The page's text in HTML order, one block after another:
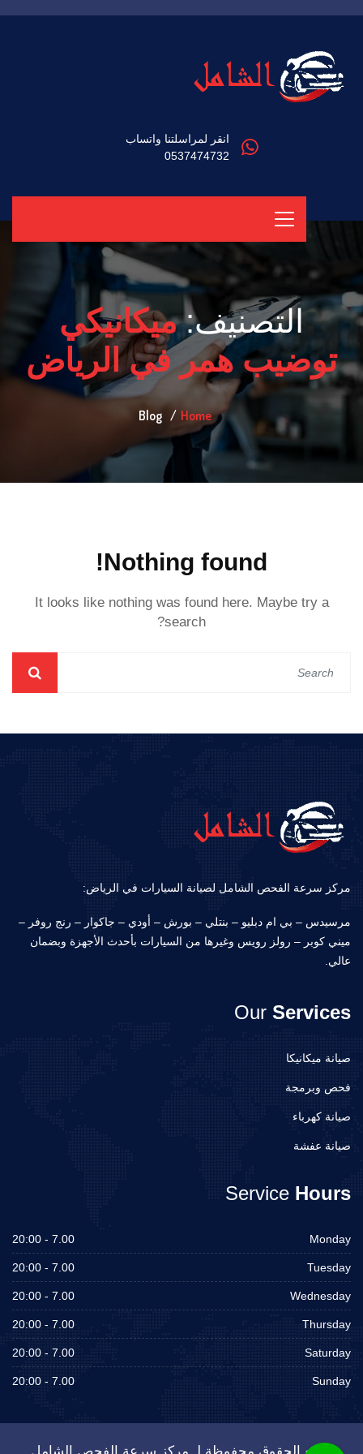
انقر لمراسلتنا واتساب
0537474732
التصنيف:ميكانيكي
توضيب همر في الرياض
Home
Blog
Nothing found!
It looks like nothing was found here. Maybe try a
search?
مركز سرعة الفحص الشامل لصيانة السيارات في الرياض:
مرسيدس – بي ام دبليو – بنتلي – بورش – أودي – جاكوار – رنج روفر –
ميني كوبر – رولز رويس وغيرها من السيارات بأحدث الأجهزة وبضمان
عالي.
Our Services
صيانة ميكانيكا
فحص وبرمجة
صيانة كهرباء
صيانة عفشة
Service Hours
Monday
7.00 - 20:00
Tuesday
7.00 - 20:00
Wednesday
7.00 - 20:00
Thursday
7.00 - 20:00
Saturday
7.00 - 20:00
Sunday
7.00 - 20:00